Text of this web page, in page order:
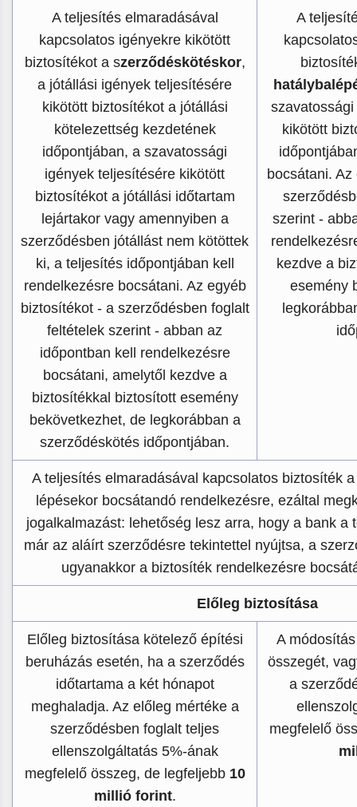
A teljesítés elmaradásával
kapcsolatos igényekre kikötött
biztosítékot a szerződéskötéskor,
a jótállási igények teljesítésére
kikötött biztosítékot a jótállási
kötelezettség kezdetének
időpontjában, a szavatossági
igények teljesítésére kikötött
biztosítékot a jótállási időtartam
lejártakor vagy amennyiben a
szerződésben jótállást nem kötöttek
ki, a teljesítés időpontjában kell
rendelkezésre bocsátani. Az egyéb
biztosítékot - a szerződésben foglalt
feltételek szerint - abban az
időpontban kell rendelkezésre
bocsátani, amelytől kezdve a
biztosítékkal biztosított esemény
bekövetkezhet, de legkorábban a
szerződéskötés időpontjában.
A
kikötött
bocsátani.
szerint -
kezdve a
esemény
A teljesítés elmaradásával kapcsolatos biztosíték
lépésekor bocsátandó rendelkezésre, ezáltal
jogalkalmazást: lehetőség lesz arra, hogy a bank a
már az aláírt szerződésre tekintettel nyújtsa, a
ugyanakkor a biztosíték rendelkezésre
Előleg biztosítása
Előleg biztosítása kötelező építési
beruházás esetén, ha a szerződés
időtartama a két hónapot
meghaladja. Az előleg mértéke a
szerződésben foglalt teljes
ellenszolgáltatás 5%-ának
megfelelő összeg, de legfeljebb 10
millió forint.
A
összegét,
a
megfelelő